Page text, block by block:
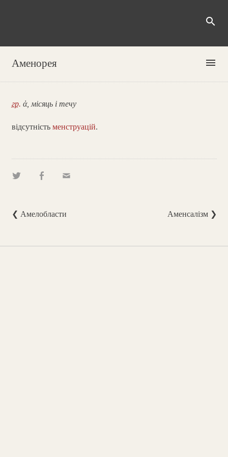
search
Аменорея menu
гр. ἀ, місяць і течу
відсутність менструацій.
❮ Амелобласти Аменсалізм ❯